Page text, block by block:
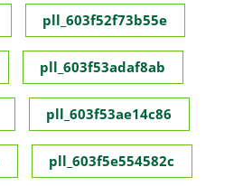
pll_603f52f73b55e
pll_603f53adaf8ab
pll_603f53ae14c86
pll_603f5e554582c